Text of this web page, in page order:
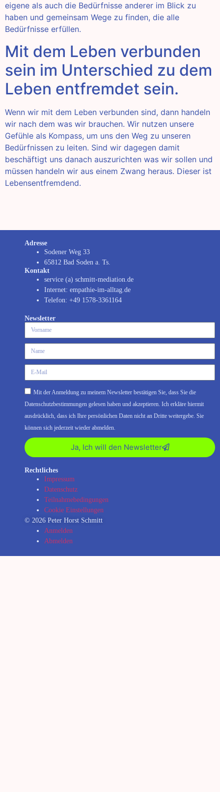
eigene als auch die Bedürfnisse anderer im Blick zu
haben und gemeinsam Wege zu finden, die alle
Bedürfnisse erfüllen.
Mit dem Leben verbunden
sein im Unterschied zu dem
Leben entfremdet sein.
Wenn wir mit dem Leben verbunden sind, dann handeln
wir nach dem was wir brauchen. Wir nutzen unsere
Gefühle als Kompass, um uns den Weg zu unseren
Bedürfnissen zu leiten. Sind wir dagegen damit
beschäftigt uns danach auszurichten was wir sollen und
müssen handeln wir aus einem Zwang heraus. Dieser ist
Lebensentfremdend.
Adresse
Sodener Weg 33
65812 Bad Soden a. Ts.
Kontakt
service (a) schmitt-mediation.de
Internet: empathie-im-alltag.de
Telefon: +49 1578-3361164
Newsletter
Mit der Anmeldung zu meinem Newsletter bestätigen Sie, dass Sie die
Datenschutzbestimmungen gelesen haben und akzeptieren. Ich erkläre hiermit
ausdrücklich, dass ich Ihre persönlichen Daten nicht an Dritte weitergebe. Sie
können sich jederzeit wieder abmelden.
Ja, Ich will den Newsletter
Rechtliches
Impressum
Datenschutz
Teilnahmebedingungen
Cookie Einstellungen
© 2026 Peter Horst Schmitt
Anmelden
Abmelden